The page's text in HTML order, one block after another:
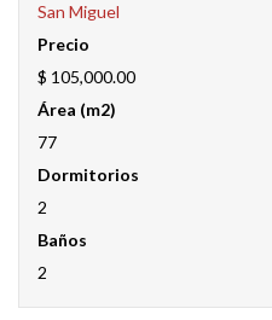
San Miguel
Precio
$ 105,000.00
Área (m2)
77
Dormitorios
2
Baños
2